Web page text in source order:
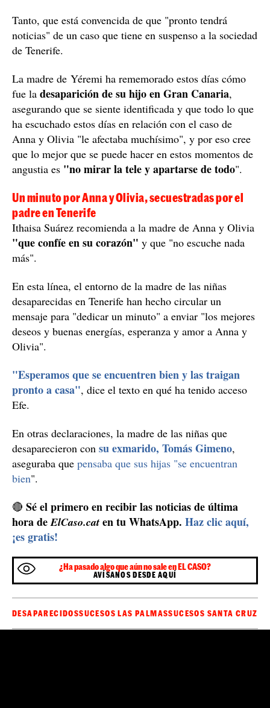
Tanto, que está convencida de que "pronto tendrá
noticias" de un caso que tiene en suspenso a la sociedad
de Tenerife.
La madre de Yéremi ha rememorado estos días cómo
fue la desaparición de su hijo en Gran Canaria,
asegurando que se siente identificada y que todo lo que
ha escuchado estos días en relación con el caso de
Anna y Olivia "le afectaba muchísimo", y por eso cree
que lo mejor que se puede hacer en estos momentos de
angustia es "no mirar la tele y apartarse de todo".
Un minuto por Anna y Olivia, secuestradas por el
padre en Tenerife
Ithaisa Suárez recomienda a la madre de Anna y Olivia
"que confíe en su corazón" y que "no escuche nada
más".
En esta línea, el entorno de la madre de las niñas
desaparecidas en Tenerife han hecho circular un
mensaje para "dedicar un minuto" a enviar "los mejores
deseos y buenas energías, esperanza y amor a Anna y
Olivia".
"Esperamos que se encuentren bien y las traigan
pronto a casa", dice el texto en qué ha tenido acceso
Efe.
En otras declaraciones, la madre de las niñas que
desaparecieron con su exmarido, Tomás Gimeno,
aseguraba que pensaba que sus hijas "se encuentran
bien".
🔴 Sé el primero en recibir las noticias de última
hora deElCaso.cat en tu WhatsApp. Haz clic aquí,
¡es gratis!
¿Ha pasado algo que aún no sale en EL CASO?
AVÍSANOS DESDE AQUÍ
DESAPARECIDOSSUCESOS LAS PALMASSUCESOS SANTA CRUZ